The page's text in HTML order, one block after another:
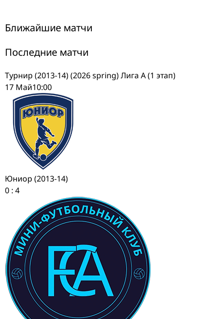
Ближайшие матчи
Последние матчи
Турнир (2013-14) (2026 spring) Лига А (1 этап)
17 Май10:00
Юниор (2013-14)
0 : 4